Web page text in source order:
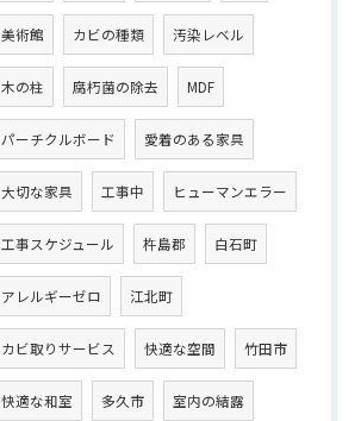
美術館 カビの種類 汚染レベル
木の柱 腐朽菌の除去 MDF
パーチクルボード 愛着のある家具
大切な家具 工事中 ヒューマンエラー
工事スケジュール 杵島郡 白石町
アレルギーゼロ 江北町
カビ取りサービス 快適な空間 竹田市
快適な和室 多久市 室内の結露